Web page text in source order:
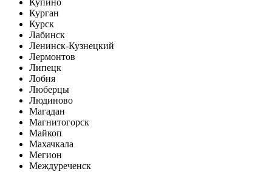
Курган
Курск
Лабинск
Ленинск-Кузнецкий
Лермонтов
Липецк
Лобня
Люберцы
Людиново
Магадан
Магнитогорск
Майкоп
Махачкала
Мегион
Междуреченск